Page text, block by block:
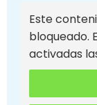
Este
bloqueado.
activadas